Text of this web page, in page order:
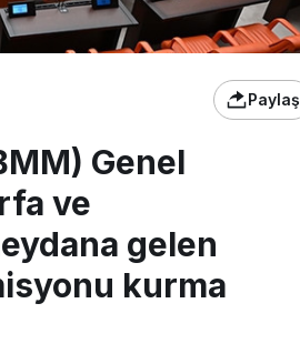
Paylaş
Genel
ve
gelen
kurma